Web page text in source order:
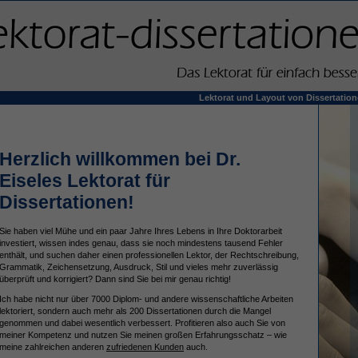
Lektorat und Layout von
Herzlich willkommen bei Dr.
Eiseles Lektorat für
Dissertationen!
Sie haben viel Mühe und ein paar Jahre Ihres Lebens in Ihre Doktorarbeit
investiert, wissen indes genau, dass sie noch mindestens tausend Fehler
enthält, und suchen daher einen professionellen Lektor, der Rechtschreibung,
Grammatik, Zeichensetzung, Ausdruck, Stil und vieles mehr zuverlässig
überprüft und korrigiert? Dann sind Sie bei mir genau richtig!
Ich habe nicht nur über 7000 Diplom- und andere wissenschaftliche Arbeiten
lektoriert, sondern auch mehr als 200 Dissertationen durch die Mangel
genommen und dabei wesentlich verbessert. Profitieren also auch Sie von
meiner Kompetenz und nutzen Sie meinen großen Erfahrungsschatz – wie
meine zahlreichen anderen zufriedenen Kunden auch.